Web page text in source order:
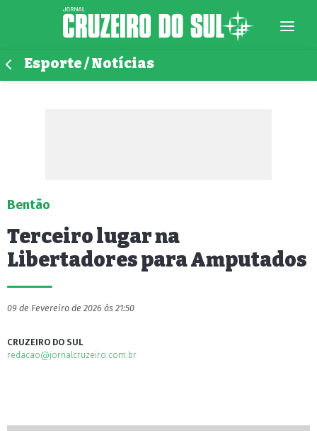
Esporte / Notícias
Bentão
Terceiro lugar na
Libertadores para Amputados
09 de Fevereiro de 2026 às 21:50
CRUZEIRO DO SUL
redacao@jornalcruzeiro.com.br